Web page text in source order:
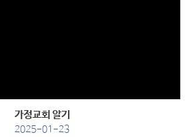
가정교회 알기
2025-01-23